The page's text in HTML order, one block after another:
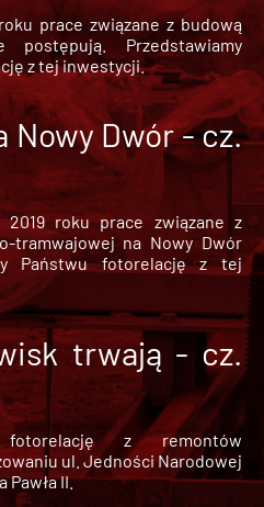
prace związane z budową
postępują. Przedstawiamy
z tej inwestycji.
Nowy Dwór - cz.
roku prace związane z
tramwajowej na Nowy Dwór
Państwu fotorelację z tej
trwają - cz.
fotorelację z remontów
ul. Jedności Narodowej
II.